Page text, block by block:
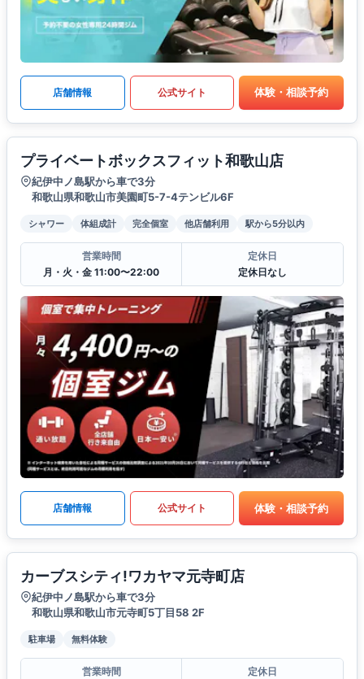
店舗情報 公式サイト 体験・相談予約
プライベートボックスフィット和歌山店
紀伊中ノ島駅から車で3分
和歌山県和歌山市美園町5-7-4テンビル6F
シャワー 体組成計 完全個室 他店舗利用 駅から5分以内
営業時間
月・火・金 11:00〜22:00
定休日
定休日なし
店舗情報 公式サイト 体験・相談予約
カーブスシティ!ワカヤマ元寺町店
紀伊中ノ島駅から車で3分
和歌山県和歌山市元寺町5丁目58 2F
駐車場 無料体験
営業時間
定休日